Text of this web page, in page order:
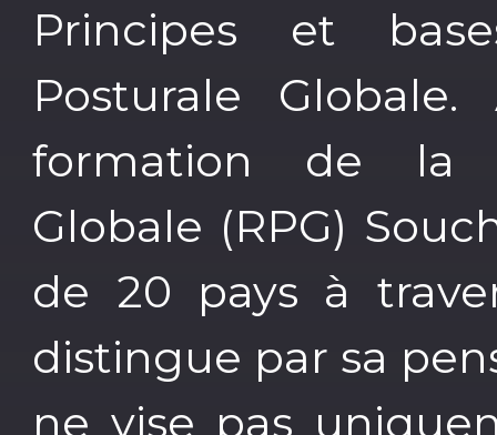
Principes et
Posturale
formation de la
Globale (RPG)
de 20 pays à
distingue par sa
ne vise pas